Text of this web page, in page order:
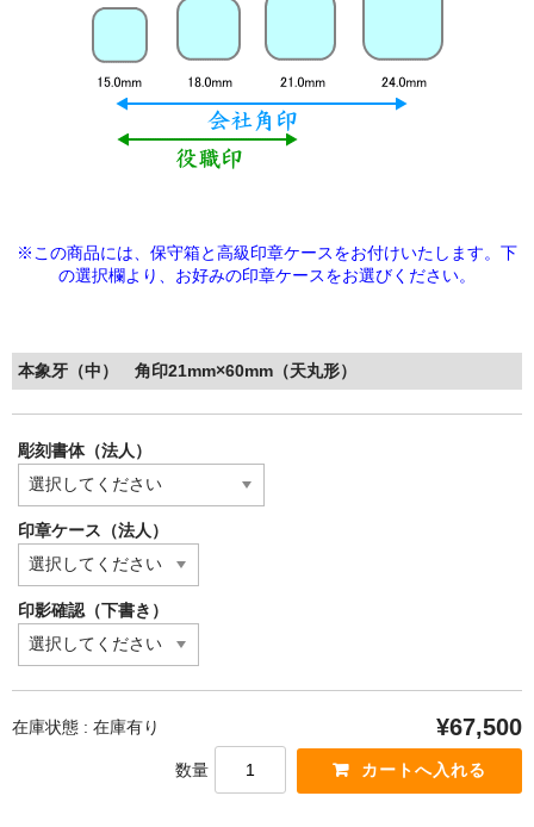
※この商品には、保守箱と高級印章ケースをお付けいたします。下
の選択欄より、 お好みの印章ケースをお選びください。
本象牙（中） 角印21mm×60mm（天丸形）
彫刻書体（法人）
印章ケース（法人）
印影確認（下書き）
在庫状態 : 在庫有り ¥67,500
数量